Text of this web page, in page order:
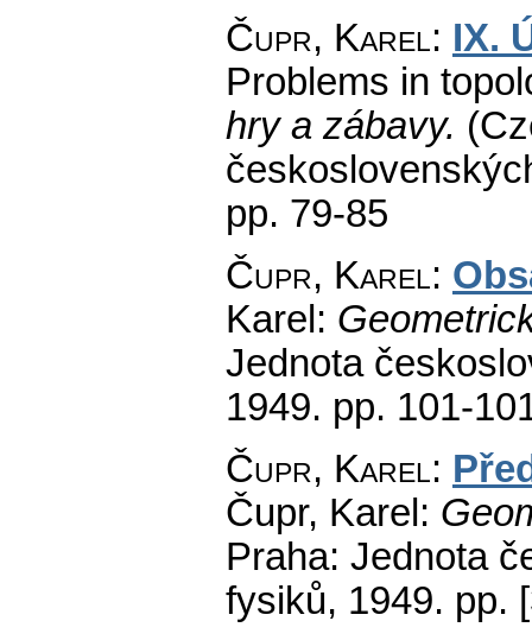
Čupr, Karel: IX.
Problems in
hry a zábavy.
pp. 79-85
Čupr, Karel:
Karel:
Jednota
1949. pp. 101-
Čupr, Karel:
Čupr, Karel:
Praha: Jednota
fysiků, 1949. pp.